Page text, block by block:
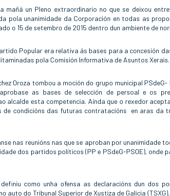
mañá un Pleno extraordinario no que se deixou
pola unanimidade da Corporación en todas as
o 15 de setembro de 2015 dentro dun ambiente de
Popular era relativa ás bases para a concesión
pola Comisión Informativa de Asuntos Xerais.
Oroza tombou a moción do grupo municipal PSdeG-
as bases de selección de persoal e os
alcalde esta competencia. Aínda que o rexedor
condicións das futuras contratacións en aras da
nas reunións nas que se aproban por unanimidade
dos partidos políticos (PP e PSdeG-PSOE), onde
como unha ofensa as declaracións dun dos
auto do Tribunal Superior de Xustiza de Galicia